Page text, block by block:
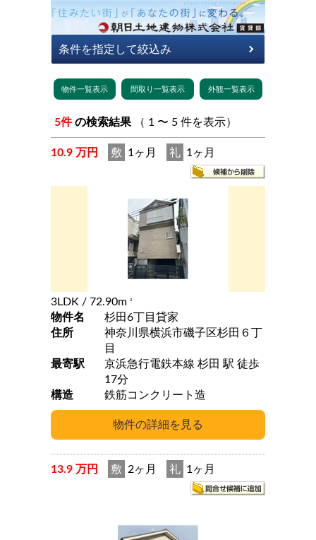
5件 の検索結果 （ 1 〜 5 件を表示）
10.9 万円 敷 1ヶ月 礼 1ヶ月
3LDK / 72.90m 2
物件名
杉田6丁目貸家
住所
神奈川県横浜市磯子区杉田６丁
目
最寄駅
京浜急行電鉄本線 杉田 駅 徒歩
17分
構造
鉄筋コンクリート造
13.9 万円 敷 2ヶ月 礼 1ヶ月